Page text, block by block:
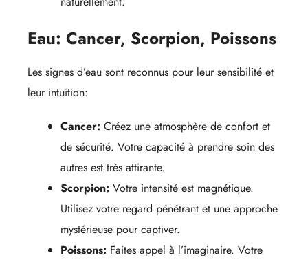
Eau: Cancer, Scorpion, Poissons
Les signes d’eau sont reconnus pour leur sensibilité et
leur intuition:
Cancer: Créez une atmosphère de confort et
de sécurité. Votre capacité à prendre soin des
autres est très attirante.
Scorpion: Votre intensité est magnétique.
Utilisez votre regard pénétrant et une approche
mystérieuse pour captiver.
Poissons: Faites appel à l’imaginaire. Votre